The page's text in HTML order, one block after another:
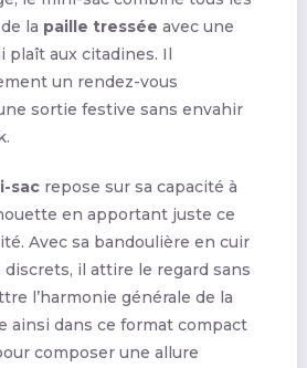
la paille tressée avec une
plaît aux citadines. Il
un rendez-vous
sortie festive sans envahir
sacrepose sur sa capacité à
en apportant juste ce
Avec sa bandoulière en cuir
il attire le regard sans
l’harmonie générale de la
ainsi dans ce format compact
composer une allure